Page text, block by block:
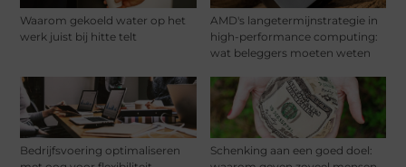
Waarom gekoeld water op het
werk juist bij hitte telt
AMD's langetermijnstrategie in
high-performance computing:
wat beleggers moeten weten
Bedrijfsvoering optimaliseren
Schenking aan een goed doel: